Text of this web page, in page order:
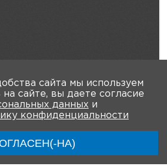
сайта мы используем
на сайте, вы даете согласие
данных и
конфиденциальности
НА)